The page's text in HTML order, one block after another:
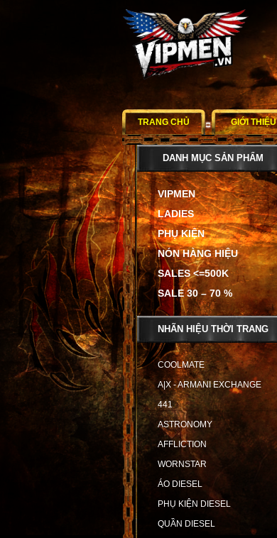
TRANG CHỦ GIỚI THIỆU
DANH MỤC SẢN PHẨM
VIPMEN
LADIES
PHỤ KIỆN
NÓN HÀNG HIỆU
SALES <=500K
SALE 30 – 70 %
NHÃN HIỆU THỜI TRANG
COOLMATE
A|X - ARMANI EXCHANGE
441
ASTRONOMY
AFFLICTION
WORNSTAR
ÁO DIESEL
PHỤ KIỆN DIESEL
QUẦN DIESEL